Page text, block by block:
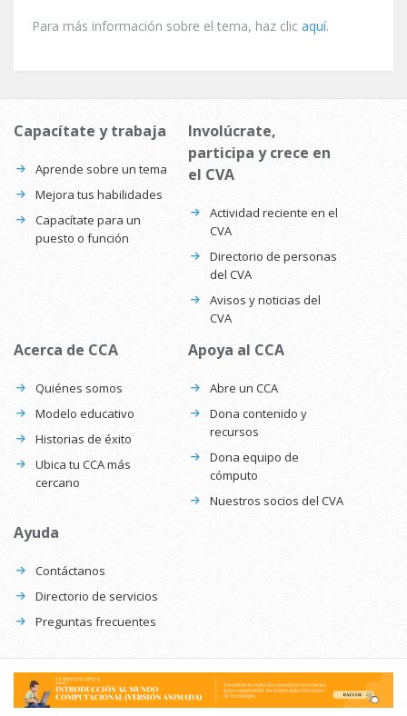
Para más información sobre el tema, haz clic aquí.
Capacítate y trabaja
Aprende sobre un tema
Mejora tus habilidades
Capacítate para un
puesto o función
Involúcrate,
participa y crece en
el CVA
Actividad reciente en el
CVA
Directorio de personas
del CVA
Avisos y noticias del
CVA
Acerca de CCA
Quiénes somos
Modelo educativo
Historias de éxito
Ubica tu CCA más
cercano
Apoya al CCA
Abre un CCA
Dona contenido y
recursos
Dona equipo de
cómputo
Nuestros socios del CVA
Ayuda
Contáctanos
Directorio de servicios
Preguntas frecuentes